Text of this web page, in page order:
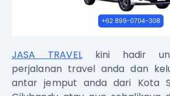
JASA TRAVELkini hadir
perjalanan travel anda dan
antar jemput anda dari Kota